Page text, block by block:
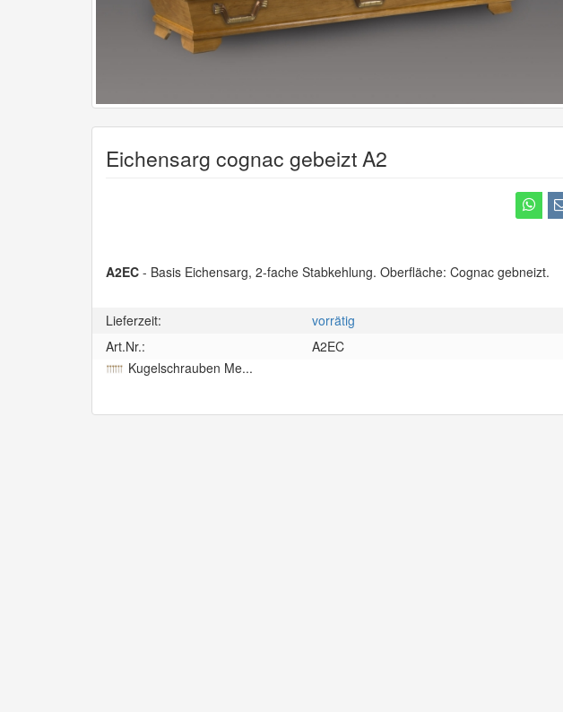
Eichensarg cognac gebeizt A2
A2EC - Basis Eichensarg, 2-fache Stabkehlung. Oberfläche: Cognac gebneizt.
Lieferzeit:
vorrätig
Art.Nr.:
A2EC
Kugelschrauben Me...